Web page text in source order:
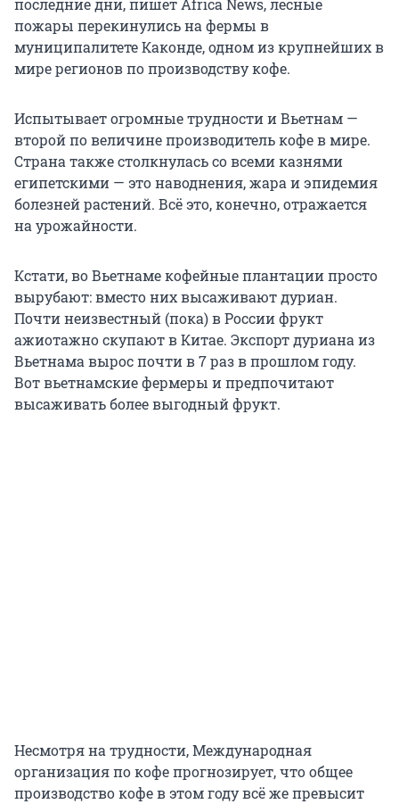
последние дни, пишет Africa News, лесные
пожары перекинулись на фермы в
муниципалитете Каконде, одном из крупнейших в
мире регионов по производству кофе.
Испытывает огромные трудности и Вьетнам —
второй по величине производитель кофе в мире.
Страна также столкнулась со всеми казнями
египетскими — это наводнения, жара и эпидемия
болезней растений. Всё это, конечно, отражается
на урожайности.
Кстати, во Вьетнаме кофейные плантации просто
вырубают: вместо них высаживают дуриан.
Почти неизвестный (пока) в России фрукт
ажиотажно скупают в Китае. Экспорт дуриана из
Вьетнама вырос почти в 7 раз в прошлом году.
Вот вьетнамские фермеры и предпочитают
высаживать более выгодный фрукт.
Несмотря на трудности, Международная
организация по кофе прогнозирует, что общее
производство кофе в этом году всё же превысит